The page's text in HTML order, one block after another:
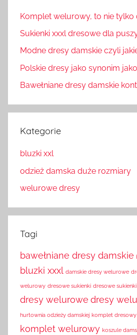
Komplet welurowy, to nie tylko
Sukienki xxxl dresowe dla
Modne dresy damskie czyli
Polskie dresy jako synonim
Bawełniane dresy damskie
Kategorie
bluzki xxl
odzież damska duże rozmiary
welurowe dresy
Tagi
bawełniane dresy damskie
bluzki xxxl damskie dresy welurowe
welurowy dresowe sukienki dresowe
dresy welurowe dresy
hurtownia odzieży damskiej komplet dresowy
komplet welurowy koszule